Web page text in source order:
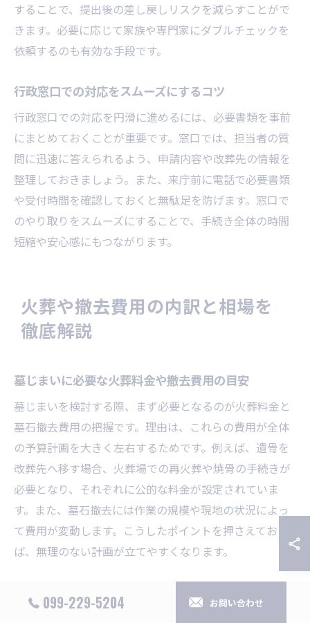
することで、提出後の差し戻しリスクを減らすことがで
きます。必要に応じて家族や専門家にダブルチェックを
依頼するのも有効な手段です。
行政窓口での対応をスムーズにするコツ
行政窓口での対応を円滑に進めるには、必要書類を事前
にまとめておくことが重要です。窓口では、担当者の質
問に迅速に答えられるよう、申請内容や改葬先の情報を
整理しておきましょう。また、来庁前に電話で必要書類
や受付時間を確認しておくと無駄足を防げます。窓口で
のやり取りをスムーズにすることで、手続き全体の時間
短縮や安心感にもつながります。
火葬や撤去費用の内訳と相場を
徹底解説
墓じまいに必要な火葬料金や撤去費用の目安
墓じまいを検討する際、まず必要となるのが火葬料金と
墓石撤去費用の把握です。理由は、これらの費用が全体
の予算計画を大きく左右するためです。例えば、遺骨を
改葬先へ移す場合、火葬場での再火葬や焼骨の手続きが
必要となり、それぞれに公的な料金が設定されていま
す。また、墓石撤去には作業の規模や現地の状況によっ
て費用が変動します。こうしたポイントを押さえておけ
ば、無理のない計画が立てやすくなります。
099-229-5204 お問い合わせ